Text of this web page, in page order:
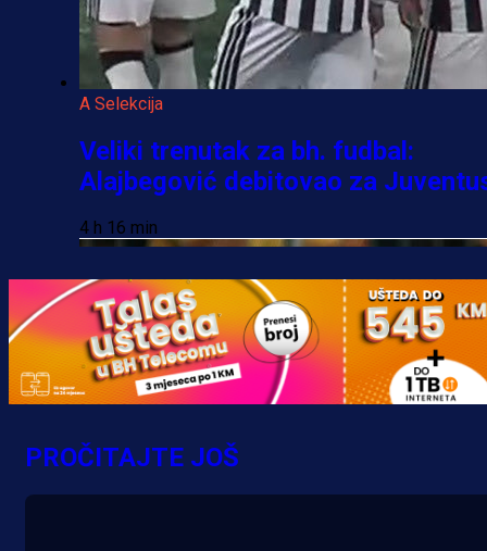
A Selekcija
Veliki trenutak za bh. fudbal:
Alajbegović debitovao za
4 h 16 min
PROČITAJTE JOŠ